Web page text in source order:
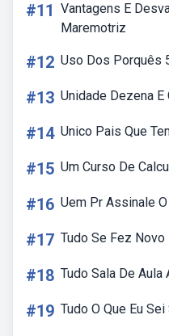
#11 Vantagens E
Maremotriz
#12 Uso Dos Porquês
#13 Unidade Dezena E
#14 Unico Pais Que
#15 Um Curso De
#16 Uem Pr Assinale
#17 Tudo Se Fez Novo
#18 Tudo Sala De Aula
#19 Tudo O Que Eu